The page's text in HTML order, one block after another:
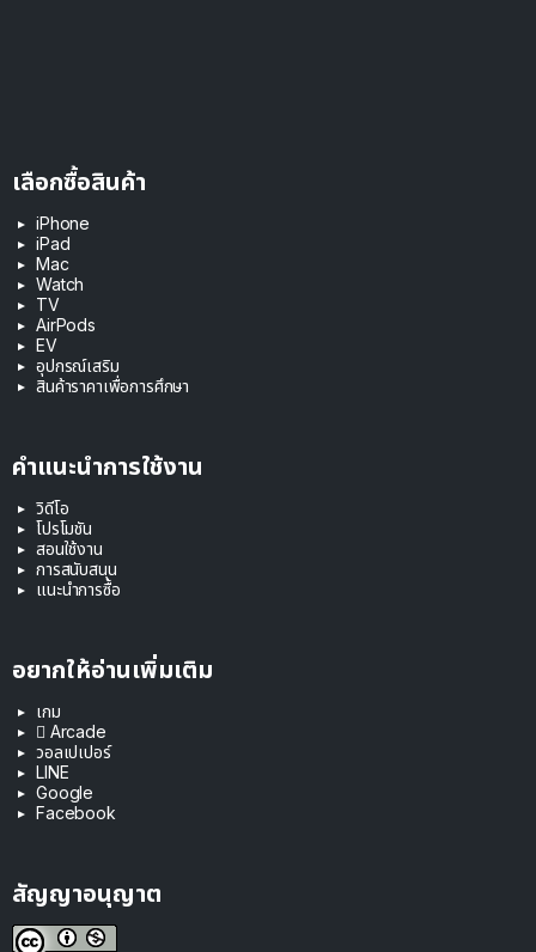
เลือกซื้อสินค้า
iPhone
iPad
Mac
Watch
TV
AirPods
EV
อุปกรณ์เสริม
สินค้าราคาเพื่อการศึกษา
คำแนะนำการใช้งาน
วิดีโอ
โปรโมชัน
สอนใช้งาน
การสนับสนุน
แนะนำการซื้อ
อยากให้อ่านเพิ่มเติม
เกม
 Arcade
วอลเปเปอร์
LINE
Google
Facebook
สัญญาอนุญาต